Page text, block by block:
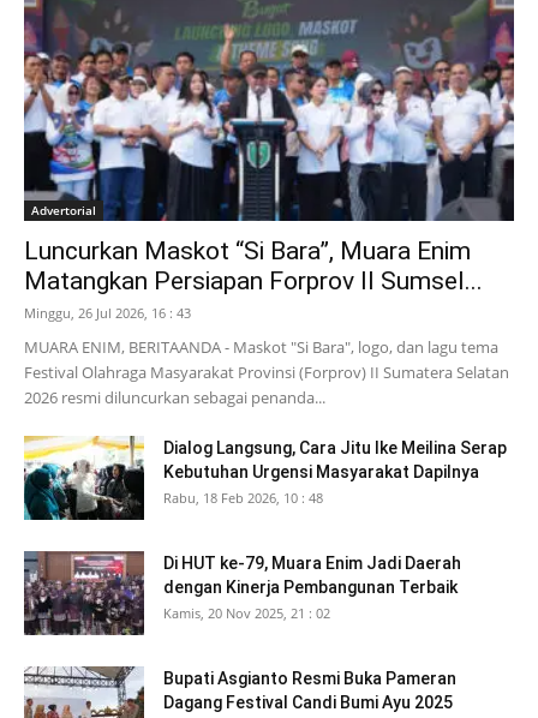
Advertorial
Luncurkan Maskot “Si Bara”, Muara Enim
Matangkan Persiapan Forprov II Sumsel...
Minggu, 26 Jul 2026, 16 : 43
MUARA ENIM, BERITAANDA - Maskot "Si Bara", logo, dan lagu tema
Festival Olahraga Masyarakat Provinsi (Forprov) II Sumatera Selatan
2026 resmi diluncurkan sebagai penanda...
Dialog Langsung, Cara Jitu Ike Meilina Serap
Kebutuhan Urgensi Masyarakat Dapilnya
Rabu, 18 Feb 2026, 10 : 48
Di HUT ke-79, Muara Enim Jadi Daerah
dengan Kinerja Pembangunan Terbaik
Kamis, 20 Nov 2025, 21 : 02
Bupati Asgianto Resmi Buka Pameran
Dagang Festival Candi Bumi Ayu 2025